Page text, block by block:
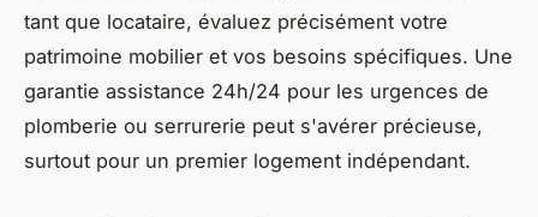
tant que locataire, évaluez précisément votre
patrimoine mobilier et vos besoins spécifiques. Une
garantie assistance 24h/24 pour les urgences de
plomberie ou serrurerie peut s'avérer précieuse,
surtout pour un premier logement indépendant.